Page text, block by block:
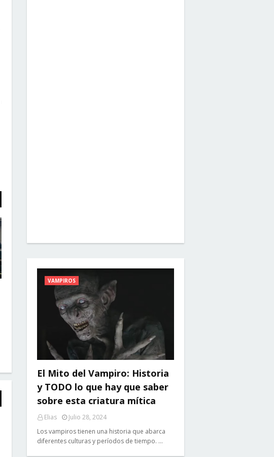
VAMPIROS
El Mito del Vampiro: Historia
y TODO lo que hay que saber
sobre esta criatura mítica
Elias
Julio 28, 2024
Los vampiros tienen una historia que abarca
diferentes culturas y períodos de tiempo. …